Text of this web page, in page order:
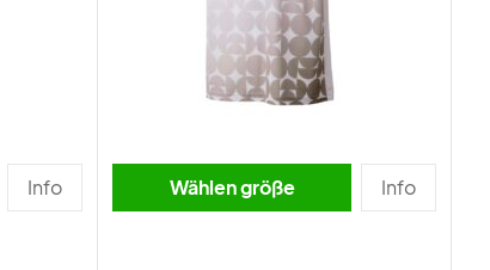
Info Wählen größe Info